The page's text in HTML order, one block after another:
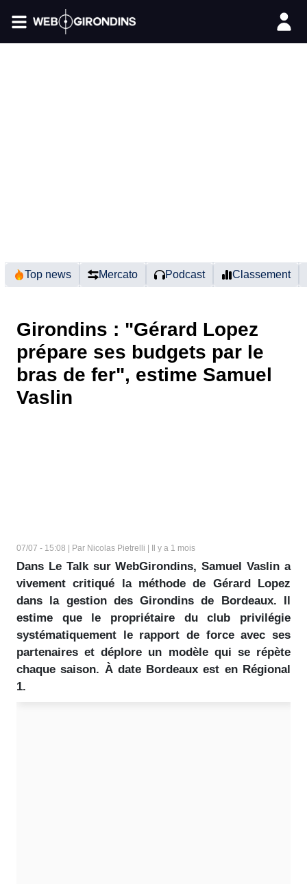
Top news Mercato Podcast Classement
Girondins : "Gérard Lopez
prépare ses budgets par le
bras de fer", estime Samuel
Vaslin
07/07 - 15:08 | Par Nicolas Pietrelli | Il y a 1 mois
Dans Le Talk sur WebGirondins, Samuel Vaslin a
vivement critiqué la méthode de Gérard Lopez
dans la gestion des Girondins de Bordeaux. Il
estime que le propriétaire du club privilégie
systématiquement le rapport de force avec ses
partenaires et déplore un modèle qui se répète
chaque saison. À date Bordeaux est en Régional
1.